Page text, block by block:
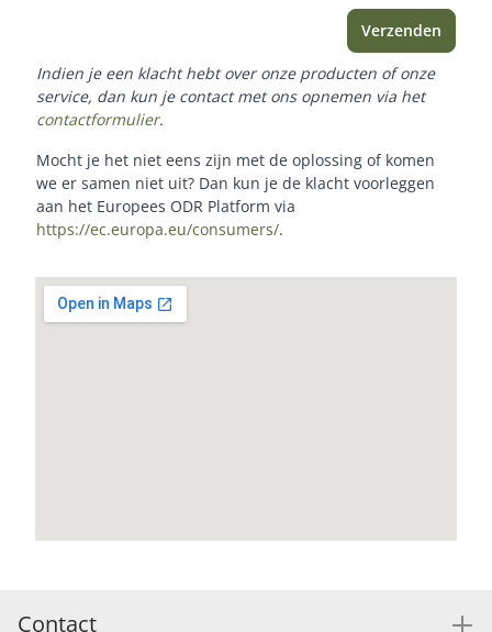
Verzenden
Indien je een klacht hebt over onze producten of onze
service, dan kun je contact met ons opnemen via het
contactformulier.
Mocht je het niet eens zijn met de oplossing of komen
we er samen niet uit? Dan kun je de klacht voorleggen
aan het Europees ODR Platform via
https://ec.europa.eu/consumers/.
Contact